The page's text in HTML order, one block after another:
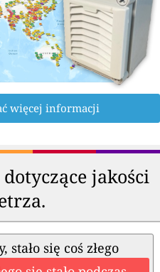
więcej informacji
jakości
stało się coś złego